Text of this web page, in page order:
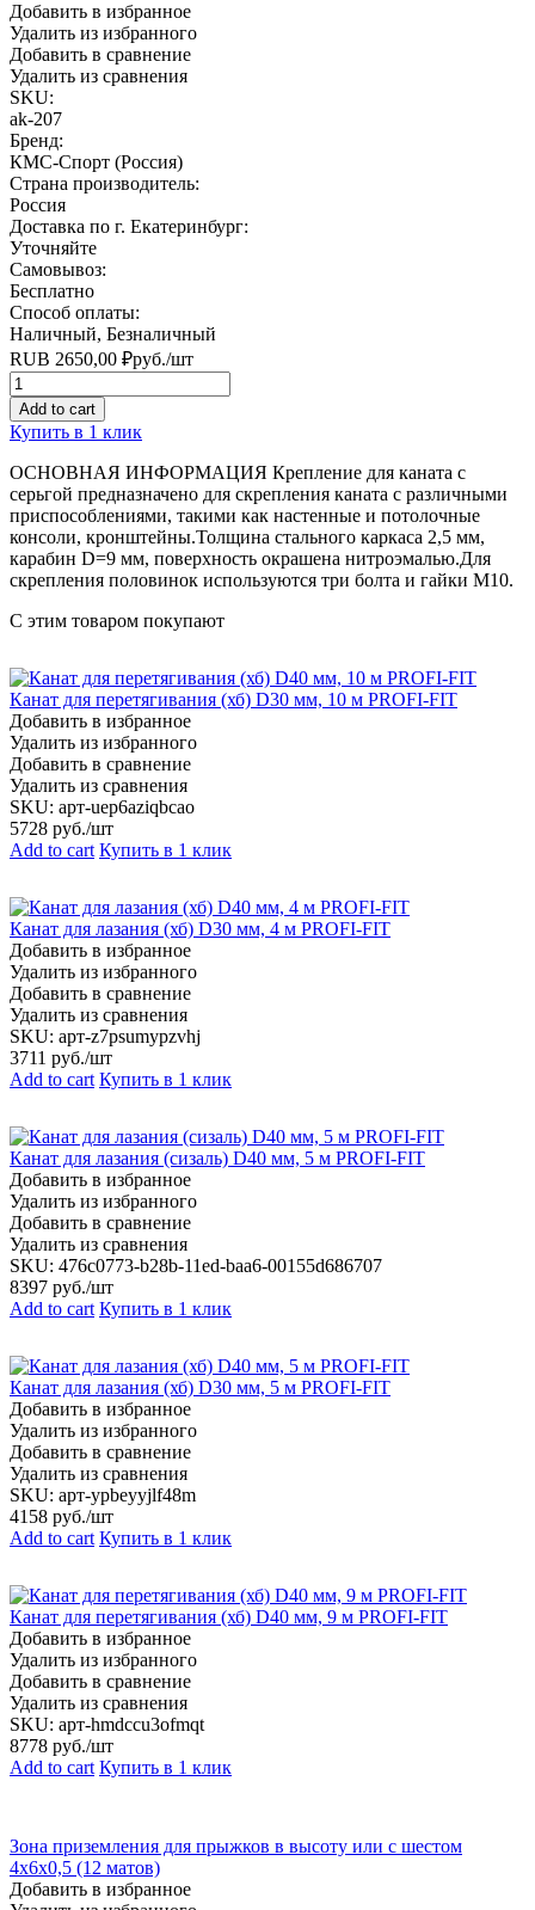
Добавить в избранное
Удалить из избранного
Добавить в сравнение
Удалить из сравнения
SKU:
ak-207
Бренд:
КМС-Спорт (Россия)
Страна производитель:
Россия
Доставка по г. Екатеринбург:
Уточняйте
Самовывоз:
Бесплатно
Способ оплаты:
Наличный, Безналичный
RUB 2650,00 ₽руб./шт
Quantity
Add to cart
Купить в 1 клик
ОСНОВНАЯ ИНФОРМАЦИЯ Крепление для каната с
серьгой предназначено для скрепления каната с различными
приспособлениями, такими как настенные и потолочные
консоли, кронштейны.Толщина стального каркаса 2,5 мм,
карабин D=9 мм, поверхность окрашена нитроэмалью.Для
скрепления половинок используются три болта и гайки M10.
С этим товаром покупают
Канат для перетягивания (хб) D30 мм, 10 м PROFI-FIT
Добавить в избранное
Удалить из избранного
Добавить в сравнение
Удалить из сравнения
SKU: арт-uep6aziqbcao
5728 руб./шт
Add to cart Купить в 1 клик
Канат для лазания (хб) D30 мм, 4 м PROFI-FIT
Добавить в избранное
Удалить из избранного
Добавить в сравнение
Удалить из сравнения
SKU: арт-z7psumypzvhj
3711 руб./шт
Add to cart Купить в 1 клик
Канат для лазания (сизаль) D40 мм, 5 м PROFI-FIT
Добавить в избранное
Удалить из избранного
Добавить в сравнение
Удалить из сравнения
SKU: 476c0773-b28b-11ed-baa6-00155d686707
8397 руб./шт
Add to cart Купить в 1 клик
Канат для лазания (хб) D30 мм, 5 м PROFI-FIT
Добавить в избранное
Удалить из избранного
Добавить в сравнение
Удалить из сравнения
SKU: арт-ypbeyyjlf48m
4158 руб./шт
Add to cart Купить в 1 клик
Канат для перетягивания (хб) D40 мм, 9 м PROFI-FIT
Добавить в избранное
Удалить из избранного
Добавить в сравнение
Удалить из сравнения
SKU: арт-hmdccu3ofmqt
8778 руб./шт
Add to cart Купить в 1 клик
Зона приземления для прыжков в высоту или с шестом
4х6х0,5 (12 матов)
Добавить в избранное